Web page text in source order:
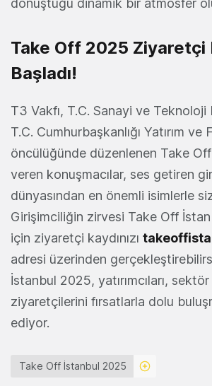
dönüştüğü dinamik bir atmosfer
Take Off 2025 Ziyaretçi
Başladı!
T3 Vakfı, T.C. Sanayi ve Teknoloji
T.C. Cumhurbaşkanlığı Yatırım ve
öncülüğünde düzenlenen Take
veren konuşmacılar, ses getiren
dünyasından en önemli isimlerle
Girişimciliğin zirvesi Take Off
için ziyaretçi kaydınızı
adresi üzerinden
İstanbul 2025, yatırımcıları,
ziyaretçilerini fırsatlarla dolu
ediyor.
Take Off İstanbul 2025